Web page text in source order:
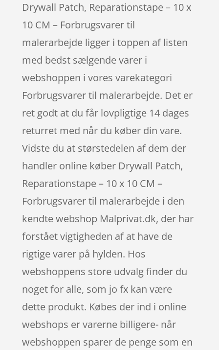
Drywall Patch, Reparationstape – 10 x
10 CM – Forbrugsvarer til
malerarbejde ligger i toppen af listen
med bedst sælgende varer i
webshoppen i vores varekategori
Forbrugsvarer til malerarbejde. Det er
ret godt at du får lovpligtige 14 dages
returret med når du køber din vare.
Vidste du at størstedelen af dem der
handler online køber Drywall Patch,
Reparationstape – 10 x 10 CM –
Forbrugsvarer til malerarbejde i den
kendte webshop Malprivat.dk, der har
forstået vigtigheden af at have de
rigtige varer på hylden. Hos
webshoppens store udvalg finder du
noget for alle, som jo fx kan være
dette produkt. Købes der ind i online
webshops er varerne billigere- når
webshoppen sparer de penge som en